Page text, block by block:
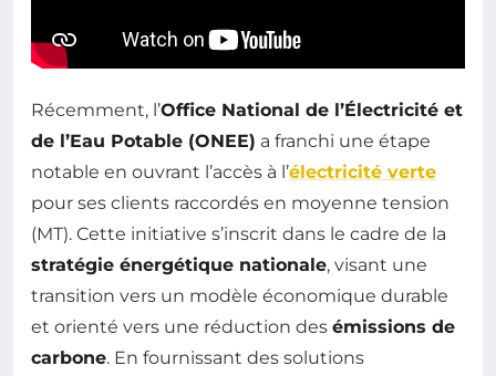
Récemment, l’Office National de l’Électricité et
de l’Eau Potable (ONEE) a franchi une étape
notable en ouvrant l’accès à l’électricité verte
pour ses clients raccordés en moyenne tension
(MT). Cette initiative s’inscrit dans le cadre de la
stratégie énergétique nationale, visant une
transition vers un modèle économique durable
et orienté vers une réduction des émissions de
carbone. En fournissant des solutions